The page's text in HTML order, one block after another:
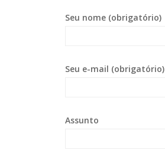
Seu nome (obrigatório)
Seu e-mail (obrigatório)
Assunto